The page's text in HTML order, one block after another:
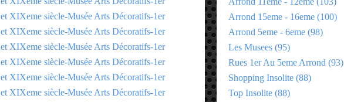
Arrond 15eme - 16eme (100)
Arrond 5eme - 6eme (98)
Les Musees (95)
Rues 1er Au 5eme Arrond (93)
Shopping Insolite (88)
Top Insolite (88)